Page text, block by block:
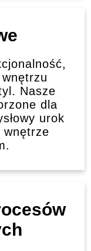
Nasze
dla
urok
wnętrze